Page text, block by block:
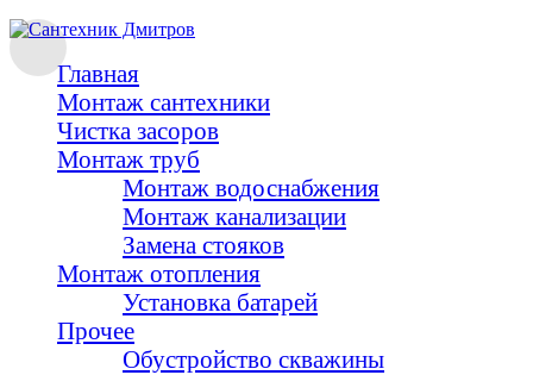
Главная
Монтаж сантехники
Чистка засоров
Монтаж труб
Монтаж водоснабжения
Монтаж канализации
Замена стояков
Монтаж отопления
Установка батарей
Прочее
Обустройство скважины